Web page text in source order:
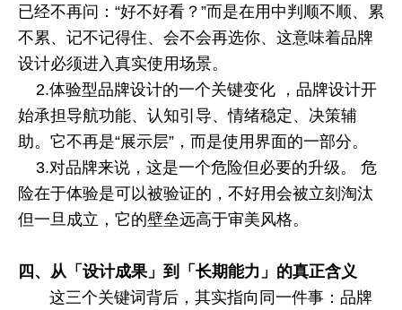
已经不再问：“好不好看？”而是在用中判顺不顺、累
不累、记不记得住、会不会再选你、这意味着品牌
设计必须进入真实使用场景。
2.体验型品牌设计的一个关键变化 ，品牌设计开
始承担导航功能、认知引导、情绪稳定、决策辅
助。它不再是“展示层”，而是使用界面的一部分。
3.对品牌来说，这是一个危险但必要的升级。 危
险在于体验是可以被验证的，不好用会被立刻淘汰
但一旦成立，它的壁垒远高于审美风格。
四、从「设计成果」到「长期能力」的真正含义
这三个关键词背后，其实指向同一件事：品牌